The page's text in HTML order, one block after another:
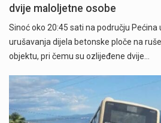
dvije maloljetne osobe
Sinoć oko 20:45 sati na području Pećina
urušavanja dijela betonske ploče na
objektu, pri čemu su ozlijeđene dvije…